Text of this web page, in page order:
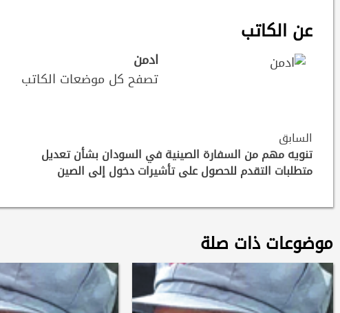
عن الكاتب
ادمن
تصفح كل موضعات الكاتب
Continue
Reading
السابق
تنويه مهم من السفارة الصينية في السودان بشأن تعديل
متطلبات التقدم للحصول على تأشيرات دخول إلى الصين
موضوعات ذات صلة